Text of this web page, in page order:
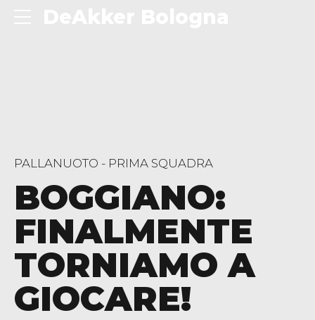
PALLANUOTO - PRIMA SQUADRA
BOGGIANO:
FINALMENTE
TORNIAMO A
GIOCARE!